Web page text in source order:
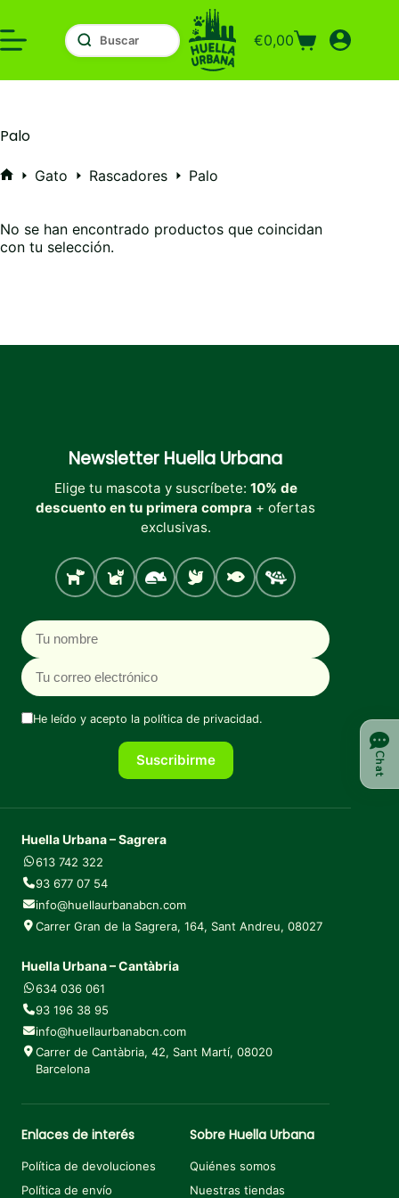
al
contenido
Carro
compra
€0,00
Palo
Gato Rascadores Palo
No se han encontrado productos que coincidan
con tu selección.
Newsletter Huella Urbana
Elige tu mascota y suscríbete: 10% de
descuento en tu primera compra + ofertas
exclusivas.
Perro Gato Roedores
Aves PecesTortugas
Nombre
Correo electrónico
He leído y acepto la política de privacidad.
Suscribirme
Huella Urbana – Sagrera
613 742 322
93 677 07 54
info@huellaurbanabcn.com
Carrer Gran de la Sagrera, 164, Sant Andreu, 08027
Huella Urbana – Cantàbria
634 036 061
93 196 38 95
info@huellaurbanabcn.com
Carrer de Cantàbria, 42, Sant Martí, 08020
Barcelona
Enlaces de interés
Política de devoluciones
Política de envío
Sobre Huella Urbana
Quiénes somos
Nuestras tiendas
Chat